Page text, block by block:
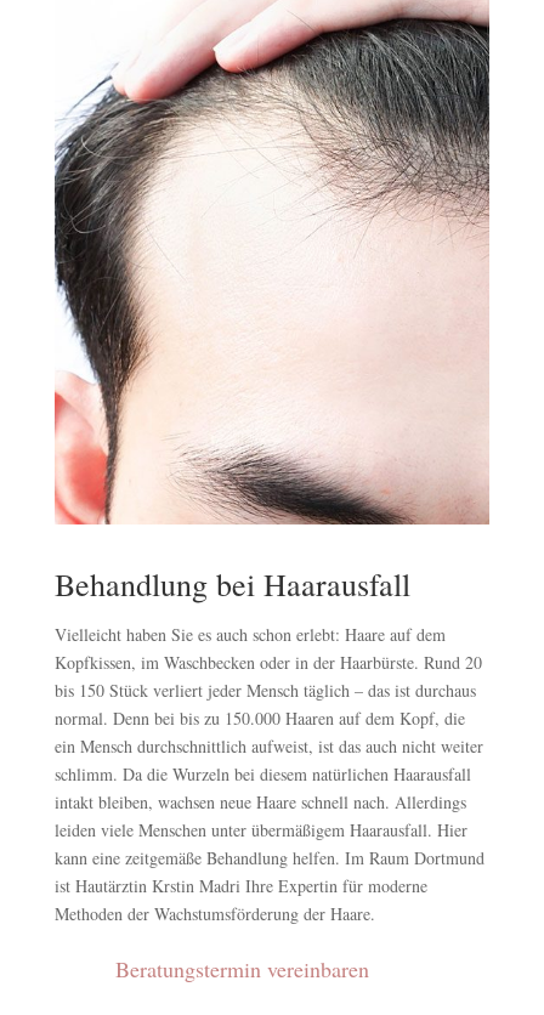
Behandlung bei Haarausfall
Vielleicht haben Sie es auch schon erlebt: Haare auf dem
Kopfkissen, im Waschbecken oder in der Haarbürste. Rund 20
bis 150 Stück verliert jeder Mensch täglich – das ist durchaus
normal. Denn bei bis zu 150.000 Haaren auf dem Kopf, die
ein Mensch durchschnittlich aufweist, ist das auch nicht weiter
schlimm. Da die Wurzeln bei diesem natürlichen Haarausfall
intakt bleiben, wachsen neue Haare schnell nach. Allerdings
leiden viele Menschen unter übermäßigem Haarausfall. Hier
kann eine zeitgemäße Behandlung helfen. Im Raum Dortmund
ist Hautärztin Krstin Madri Ihre Expertin für moderne
Methoden der Wachstumsförderung der Haare.
Beratungstermin vereinbaren